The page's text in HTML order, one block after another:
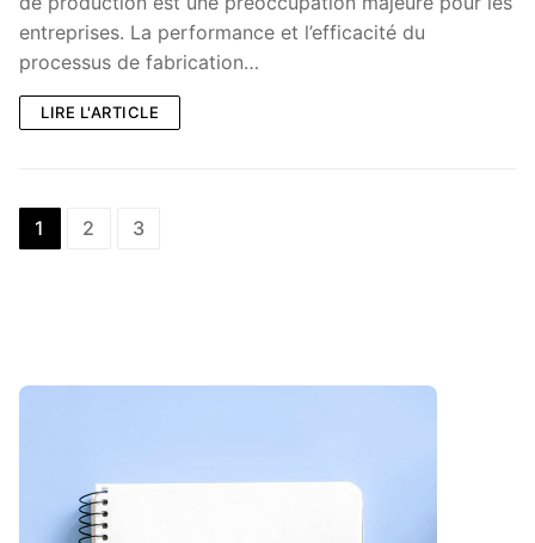
entreprises. La performance et l’efficacité du
processus de fabrication…
LIRE L'ARTICLE
Posts
1 2 3